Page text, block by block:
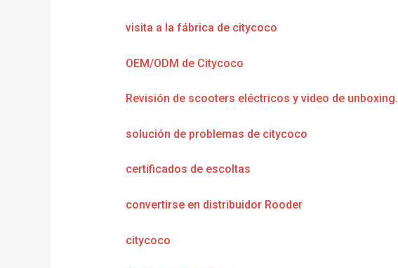
visita a la fábrica de citycoco
OEM/ODM de Citycoco
Revisión de scooters eléctricos y video de unboxing.
solución de problemas de citycoco
certificados de escoltas
convertirse en distribuidor Rooder
citycoco